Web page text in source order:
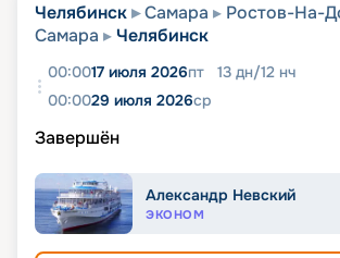
Челябинск Самара
Ростов-На-
Самара
Челябинск
00:0017 июля 2026пт 13 дн/12 нч
00:0029 июля 2026ср
Завершён
Александр Невский
ЭКОНОМ